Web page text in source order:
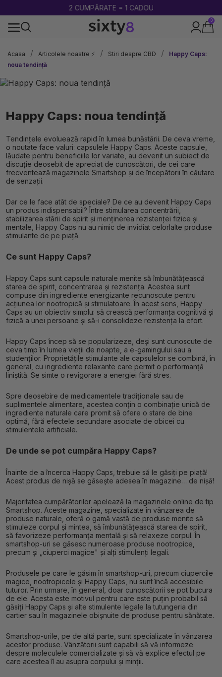
2 CUMPĂRATE = 1 CADOU
0
Acasa
Articolele noastre ⚡ Stiri despre CBD
Happy Caps:
noua tendință
Happy Caps: noua tendință
Tendințele evoluează rapid în lumea bunăstării. De ceva vreme,
o noutate face valuri: capsulele Happy Caps. Aceste capsule,
lăudate pentru beneficiile lor variate, au devenit un subiect de
discuție deosebit de apreciat de cunoscători, de cei care
frecventează magazinele Smartshop și de începătorii în căutare
de senzații.
Dar ce le face atât de speciale? De ce au devenit Happy Caps
un produs indispensabil? Între stimularea concentrării,
stabilizarea stării de spirit și menținerea rezistenței fizice și
mentale, Happy Caps nu au nimic de invidiat celorlalte produse
stimulante de pe piață.
Ce sunt Happy Caps?
Happy Caps sunt capsule naturale menite să îmbunătățească
starea de spirit, concentrarea și rezistența. Acestea sunt
compuse din ingrediente energizante recunoscute pentru
acțiunea lor nootropică și stimulatoare. În acest sens, Happy
Caps au un obiectiv simplu: să crească performanța cognitivă și
fizică a unei persoane și să-i consolideze rezistența la efort.
Happy Caps încep să se popularizeze, deși sunt cunoscute de
ceva timp în lumea vieții de noapte, a e-gamingului sau a
studenților. Proprietățile stimulante ale capsulelor se combină, în
general, cu ingrediente relaxante care permit o performanță
liniștită. Se simte o revigorare a energiei fără stres.
Spre deosebire de medicamentele tradiționale sau de
suplimentele alimentare, acestea conțin o combinație unică de
ingrediente naturale care promit să ofere o stare de bine
optimă, fără efectele secundare asociate de obicei cu
stimulentele artificiale.
De unde se pot cumpăra Happy Caps?
Înainte de a încerca Happy Caps, trebuie să le găsiți pe piață!
Acest produs de nișă se găsește adesea în magazine… de nișă!
Majoritatea cumpărătorilor apelează la magazinele online de tip
Smartshop. Aceste magazine, specializate în vânzarea de
produse naturale, oferă o gamă vastă de produse menite să
stimuleze corpul și mintea, să îmbunătățească starea de spirit,
să favorizeze performanța mentală și să relaxeze corpul. În
smartshop-uri se găsesc numeroase produse nootropice,
precum și „ciuperci magice" și alți stimulenți legali.
Produsele pe care le găsim în smartshop-uri, precum ciupercile
magice, nootropicele și Happy Caps, nu sunt încă accesibile
tuturor. Prin urmare, în general, doar cunoscătorii se pot bucura
de ele. Acesta este motivul pentru care este puțin probabil să
găsiți Happy Caps și alte stimulente legale la tutungeria din
cartier sau în magazinele obișnuite de produse pentru sănătate.
Smartshop-urile, pe de altă parte, sunt specializate în vânzarea
acestor produse. Vânzătorii sunt capabili să vă informeze
despre moleculele comercializate și să vă explice efectul pe
care acestea îl au asupra corpului și minții.